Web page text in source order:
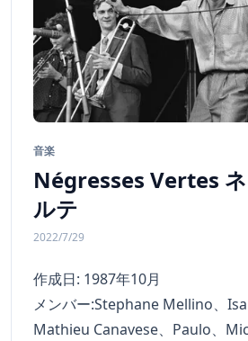
音楽
Négresses Vertes
ルテ
2022/7/29
作成日: 1987年10月
メンバー:Stephane Mellino、Isa
Mathieu Canavese、Paulo、